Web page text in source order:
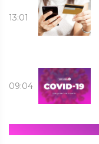
13:01
09:04